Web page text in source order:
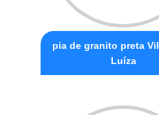
pia de granito preta
Luíza